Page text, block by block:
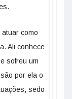
como
Ali conhece
sofreu um
por ela o
sedo